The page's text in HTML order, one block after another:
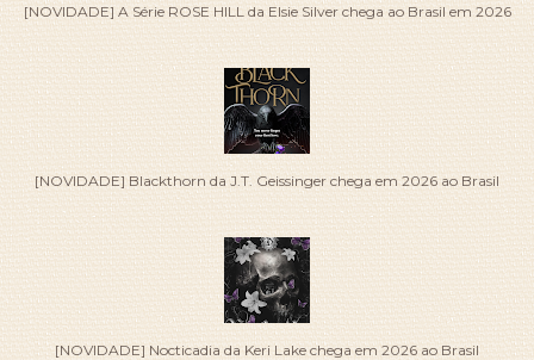
[NOVIDADE] A Série ROSE HILL da Elsie Silver chega ao Brasil em 2026
[NOVIDADE] Blackthorn da J.T. Geissinger chega em 2026 ao Brasil
[NOVIDADE] Nocticadia da Keri Lake chega em 2026 ao Brasil